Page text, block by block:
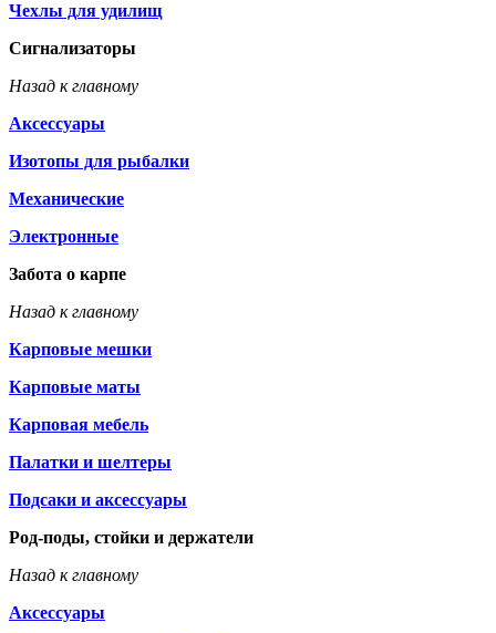
Чехлы для удилищ
Сигнализаторы
Назад к главному
Аксессуары
Изотопы для рыбалки
Механические
Электронные
Забота о карпе
Назад к главному
Карповые мешки
Карповые маты
Карповая мебель
Палатки и шелтеры
Подсаки и аксессуары
Род-поды, стойки и держатели
Назад к главному
Аксессуары